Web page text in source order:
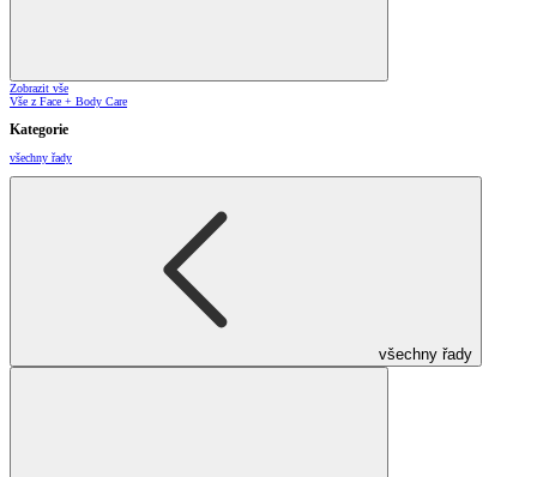
Zobrazit vše
Vše z Face + Body Care
Kategorie
všechny řady
všechny řady